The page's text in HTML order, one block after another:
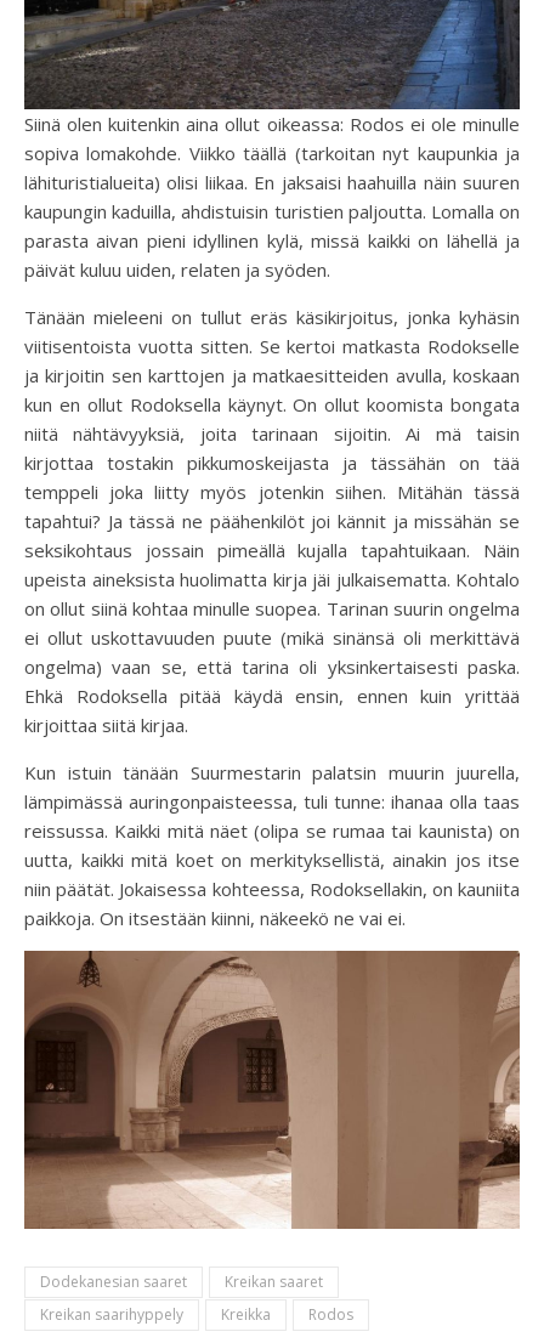
Siinä olen kuitenkin aina ollut oikeassa: Rodos ei ole minulle
sopiva lomakohde. Viikko täällä (tarkoitan nyt kaupunkia ja
lähituristialueita) olisi liikaa. En jaksaisi haahuilla näin suuren
kaupungin kaduilla, ahdistuisin turistien paljoutta. Lomalla on
parasta aivan pieni idyllinen kylä, missä kaikki on lähellä ja
päivät kuluu uiden, relaten ja syöden.
Tänään mieleeni on tullut eräs käsikirjoitus, jonka kyhäsin
viitisentoista vuotta sitten. Se kertoi matkasta Rodokselle
ja kirjoitin sen karttojen ja matkaesitteiden avulla, koskaan
kun en ollut Rodoksella käynyt. On ollut koomista bongata
niitä nähtävyyksiä, joita tarinaan sijoitin. Ai mä taisin
kirjottaa tostakin pikkumoskeijasta ja tässähän on tää
temppeli joka liitty myös jotenkin siihen. Mitähän tässä
tapahtui? Ja tässä ne päähenkilöt joi kännit ja missähän se
seksikohtaus jossain pimeällä kujalla tapahtuikaan. Näin
upeista aineksista huolimatta kirja jäi julkaisematta. Kohtalo
on ollut siinä kohtaa minulle suopea. Tarinan suurin ongelma
ei ollut uskottavuuden puute (mikä sinänsä oli merkittävä
ongelma) vaan se, että tarina oli yksinkertaisesti paska.
Ehkä Rodoksella pitää käydä ensin, ennen kuin yrittää
kirjoittaa siitä kirjaa.
Kun istuin tänään Suurmestarin palatsin muurin juurella,
lämpimässä auringonpaisteessa, tuli tunne: ihanaa olla taas
reissussa. Kaikki mitä näet (olipa se rumaa tai kaunista) on
uutta, kaikki mitä koet on merkityksellistä, ainakin jos itse
niin päätät. Jokaisessa kohteessa, Rodoksellakin, on kauniita
paikkoja. On itsestään kiinni, näkeekö ne vai ei.
Dodekanesian saaret
Kreikan saaret
Kreikan saarihyppely
Kreikka Rodos